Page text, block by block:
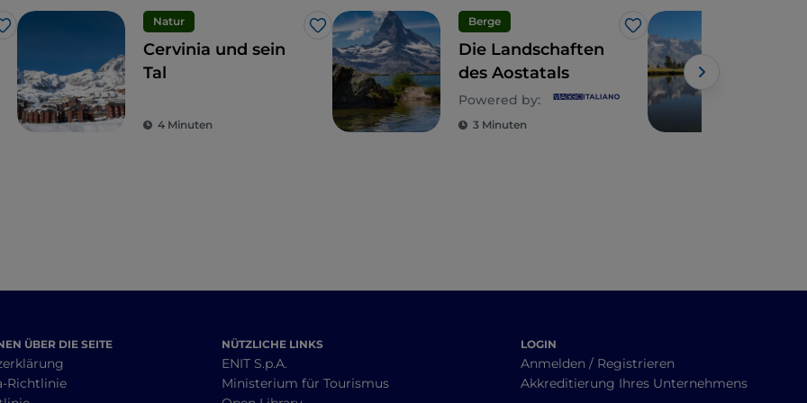
Like
Natur
Like
Cervinia und sein
Tal
4 Minuten
Berge
Like
Die Landschaften
des Aostatals
Powered by:
3 Minuten
ÜBER DIE SEITE
Richtlinie
NÜTZLICHE LINKS
ENIT S.p.A.
Ministerium für Tourismus
LOGIN
Anmelden / Registrieren
Akkreditierung Ihres Unternehmens